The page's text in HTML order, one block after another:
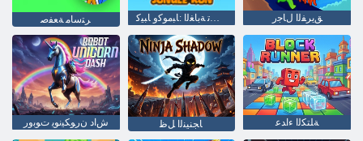
ﺮﺘﺳﺎﻣ ﺔﻌﻔﺻ ﻞﻴﻐﺸﺗ ﺔﺑﺎﻐﻟﺍ :ﺎﺒﻣﻮﻛﻭ ﺎﺒﻴﻛ ﻖﻳﺮﻔﻟﺍ ﻝﺎﺟﺭ
ﺵﺍﺩ ﻥﺭﻮﻜﻴﻧﻮﻳ ﺕﻮﺑﻭﺭ ﺎﺠﻨﻴﻨﻟﺍ ﻞﻇ ﺔﻠﺘﻜﻟﺍ ءﺍﺪﻋ